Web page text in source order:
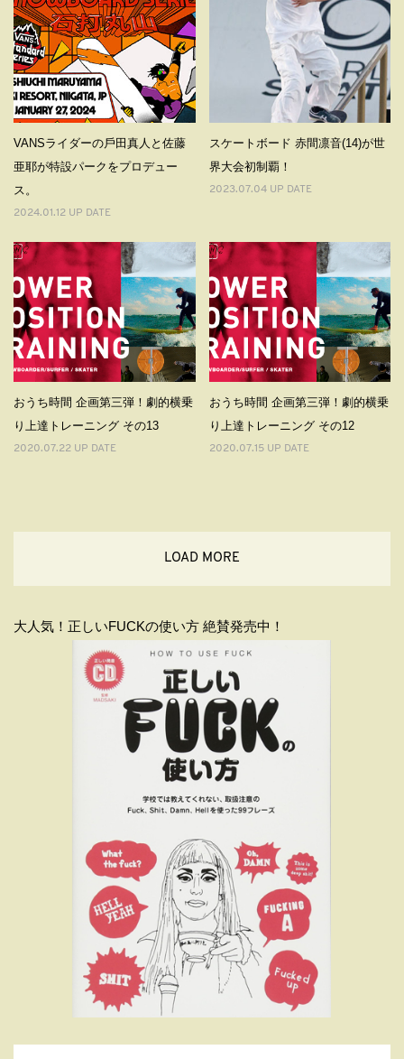
VANSライダーの⼾⽥真⼈と佐藤
亜耶が特設パークをプロデュー
ス。
2024.01.12 UP DATE
スケートボード 赤間凛音(14)が世
界大会初制覇！
2023.07.04 UP DATE
おうち時間 企画第三弾！劇的横乗
り上達トレーニング その13
2020.07.22 UP DATE
おうち時間 企画第三弾！劇的横乗
り上達トレーニング その12
2020.07.15 UP DATE
LOAD MORE
大人気！正しいFUCKの使い方 絶賛発売中！